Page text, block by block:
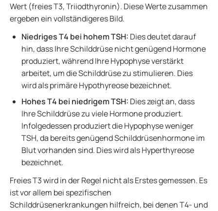
Wert (freies T3, Triiodthyronin). Diese Werte zusammen
ergeben ein vollständigeres Bild.
Niedriges T4 bei hohem TSH: Dies deutet darauf
hin, dass Ihre Schilddrüse nicht genügend Hormone
produziert, während Ihre Hypophyse verstärkt
arbeitet, um die Schilddrüse zu stimulieren. Dies
wird als primäre Hypothyreose bezeichnet.
Hohes T4 bei niedrigem TSH: Dies zeigt an, dass
Ihre Schilddrüse zu viele Hormone produziert.
Infolgedessen produziert die Hypophyse weniger
TSH, da bereits genügend Schilddrüsenhormone im
Blut vorhanden sind. Dies wird als Hyperthyreose
bezeichnet.
Freies T3 wird in der Regel nicht als Erstes gemessen. Es
ist vor allem bei spezifischen
Schilddrüsenerkrankungen hilfreich, bei denen T4- und